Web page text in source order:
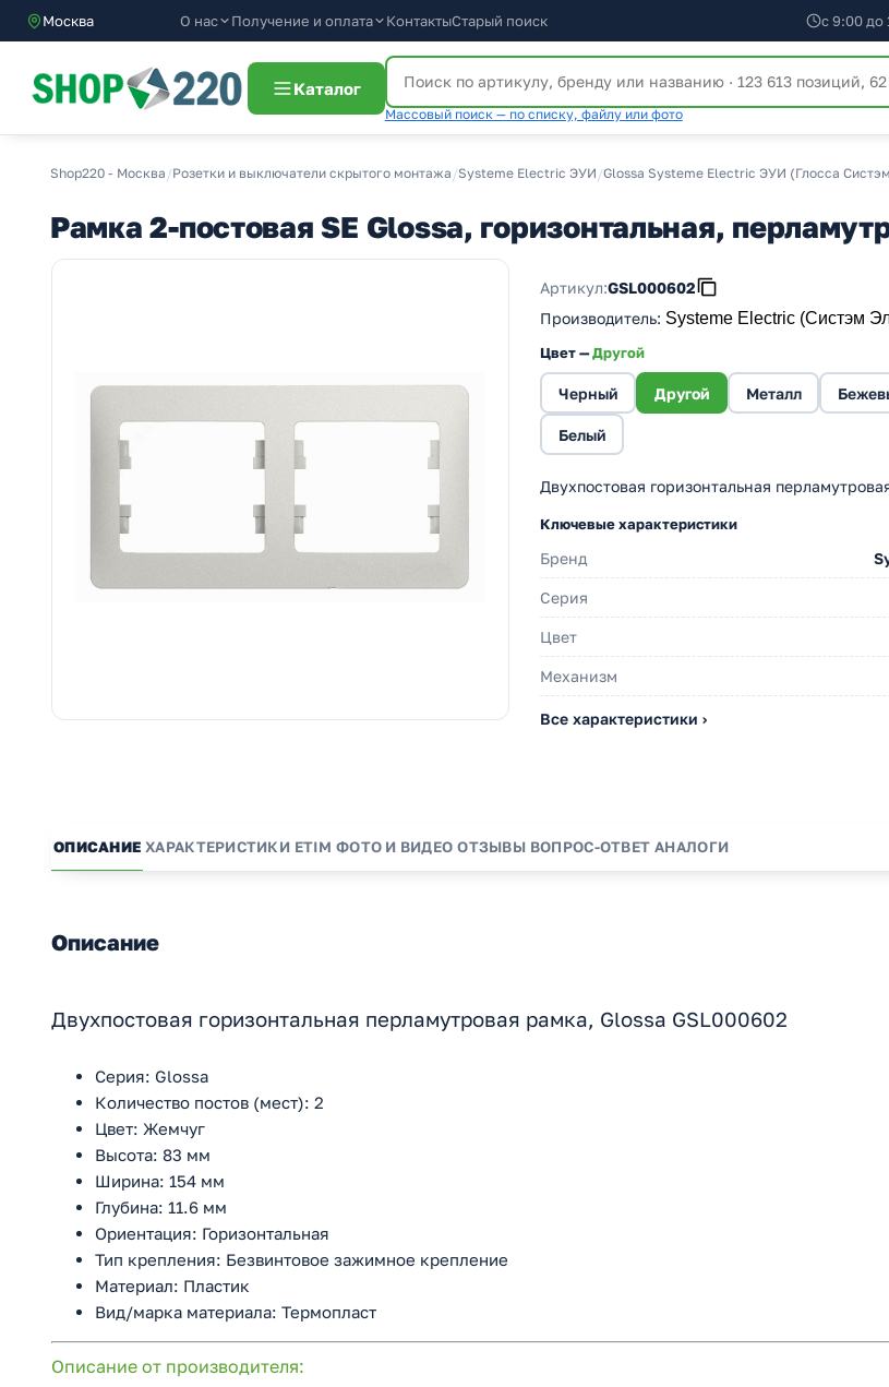
Москва О нас Получение и оплата КонтактыСтарый поиск с 9:00 до
Каталог
Массовый поиск — по списку, файлу или фото
Shop220 - Москва /Розетки и выключатели скрытого монтажа /Systeme Electric ЭУИ /Glossa Systeme Electric ЭУИ (Глосса
Рамка 2-постовая SE Glossa, горизонтальная,
Артикул:GSL000602
Производитель: Systeme Electric (Систэм
Цвет —Другой
Черный Другой Металл
Белый
Двухпостовая горизонтальная
Ключевые характеристики
Бренд
Серия
Цвет
Механизм
Все характеристики ›
ОПИСАНИЕ ХАРАКТЕРИСТИКИ ETIM ФОТО И ВИДЕО ОТЗЫВЫ ВОПРОС-ОТВЕТ АНАЛОГИ
Описание
Двухпостовая горизонтальная перламутровая рамка, Glossa GSL000602
Серия: Glossa
Количество постов (мест): 2
Цвет: Жемчуг
Высота: 83 мм
Ширина: 154 мм
Глубина: 11.6 мм
Ориентация: Горизонтальная
Тип крепления: Безвинтовое зажимное крепление
Материал: Пластик
Вид/марка материала: Термопласт
Описание от производителя: